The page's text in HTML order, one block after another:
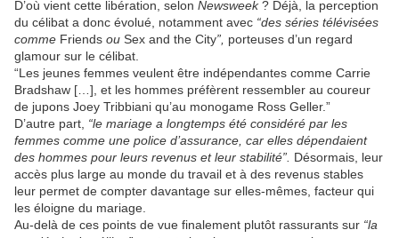
D’où vient cette libération, selon Newsweek? Déjà, la perception
du célibat a donc évolué, notamment avec “des séries télévisées
comme Friends ou Sex and the City”, porteuses d’un regard
glamour sur le célibat.
“Les jeunes femmes veulent être indépendantes comme Carrie
Bradshaw […], et les hommes préfèrent ressembler au coureur
de jupons Joey Tribbiani qu’au monogame Ross Geller.”
D’autre part, “le mariage a longtemps été considéré par les
femmes comme une police d’assurance, car elles dépendaient
des hommes pour leurs revenus et leur stabilité”. Désormais, leur
accès plus large au monde du travail et à des revenus stables
leur permet de compter davantage sur elles-mêmes, facteur qui
les éloigne du mariage.
Au-delà de ces points de vue finalement plutôt rassurants sur “la